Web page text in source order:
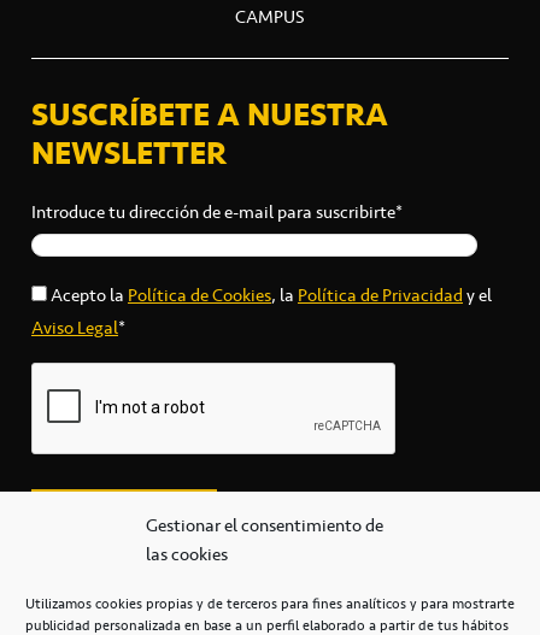
Gestionar el consentimiento de
las cookies
Utilizamos cookies propias y de terceros para fines analíticos y para mostrarte
publicidad personalizada en base a un perfil elaborado a partir de tus hábitos
CAMPUS
SUSCRÍBETE A NUESTRA
NEWSLETTER
Introduce tu dirección de e-mail para suscribirte*
Acepto laPolítica de Cookies, laPolítica de Privacidady el
Aviso Legal*